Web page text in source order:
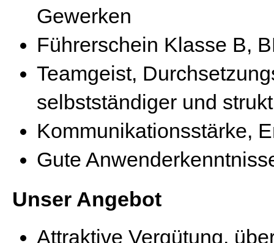
Gewerken
Führerschein Klasse B,
Teamgeist,
selbstständiger und
Kommunikationsstärke,
Gute
Unser Angebot
Attraktive Vergütung,